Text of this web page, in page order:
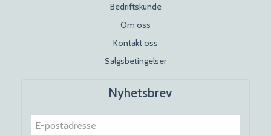
Bedriftskunde
Om oss
Kontakt oss
Salgsbetingelser
Nyhetsbrev